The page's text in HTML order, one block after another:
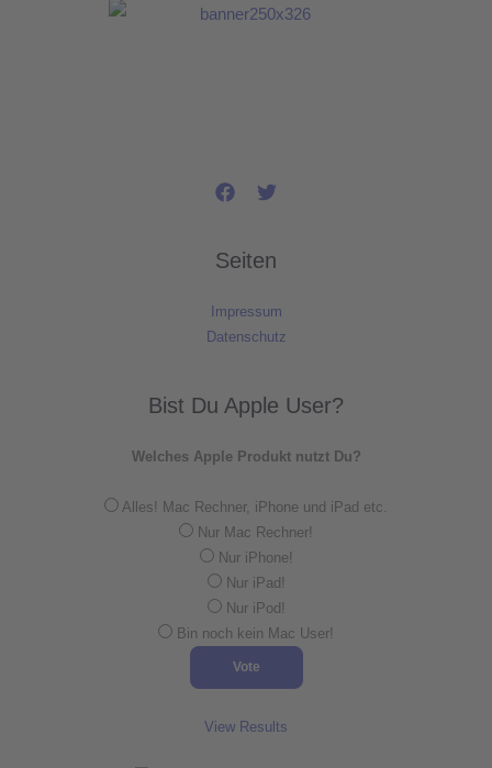
Seiten
Impressum
Datenschutz
Bist Du Apple User?
Welches Apple Produkt nutzt Du?
Alles! Mac Rechner, iPhone und iPad etc.
Nur Mac Rechner!
Nur iPhone!
Nur iPad!
Nur iPod!
Bin noch kein Mac User!
View Results